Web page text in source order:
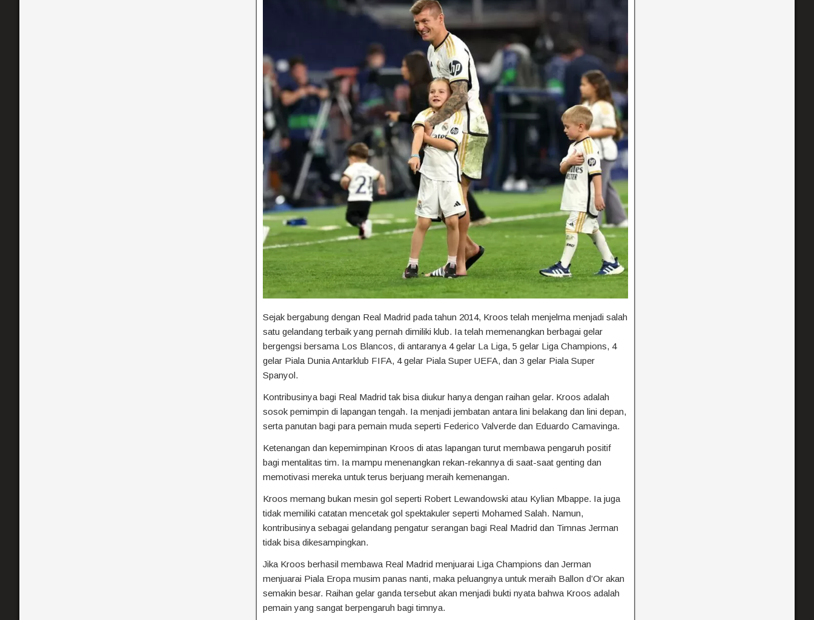
Sejak bergabung dengan Real Madrid pada tahun 2014, Kroos telah menjelma menjadi salah
satu gelandang terbaik yang pernah dimiliki klub. Ia telah memenangkan berbagai gelar
bergengsi bersama Los Blancos, di antaranya 4 gelar La Liga, 5 gelar Liga Champions, 4
gelar Piala Dunia Antarklub FIFA, 4 gelar Piala Super UEFA, dan 3 gelar Piala Super
Spanyol.
Kontribusinya bagi Real Madrid tak bisa diukur hanya dengan raihan gelar. Kroos adalah
sosok pemimpin di lapangan tengah. Ia menjadi jembatan antara lini belakang dan lini depan,
serta panutan bagi para pemain muda seperti Federico Valverde dan Eduardo Camavinga.
Ketenangan dan kepemimpinan Kroos di atas lapangan turut membawa pengaruh positif
bagi mentalitas tim. Ia mampu menenangkan rekan-rekannya di saat-saat genting dan
memotivasi mereka untuk terus berjuang meraih kemenangan.
Kroos memang bukan mesin gol seperti Robert Lewandowski atau Kylian Mbappe. Ia juga
tidak memiliki catatan mencetak gol spektakuler seperti Mohamed Salah. Namun,
kontribusinya sebagai gelandang pengatur serangan bagi Real Madrid dan Timnas Jerman
tidak bisa dikesampingkan.
Jika Kroos berhasil membawa Real Madrid menjuarai Liga Champions dan Jerman
menjuarai Piala Eropa musim panas nanti, maka peluangnya untuk meraih Ballon d’Or akan
semakin besar. Raihan gelar ganda tersebut akan menjadi bukti nyata bahwa Kroos adalah
pemain yang sangat berpengaruh bagi timnya.